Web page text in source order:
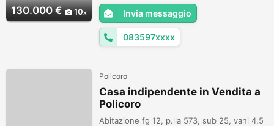
130.000 € 10
vialetto pedonale ove è posto il cancelletto
di ingresso; il tutto immerso nel verde,
rigoglioso e ben curato dal ser...
Invia messaggio
083597xxxx
Policoro
Casa indipendente in Vendita a
Policoro
Abitazione fg 12, p.lla 573, sub 25, vani 4,5